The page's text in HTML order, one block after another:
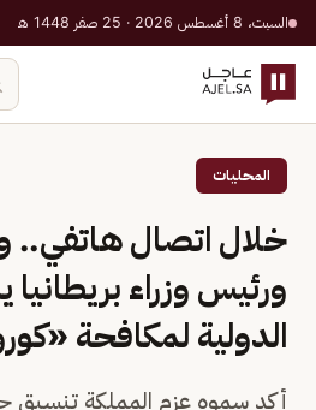
السبت، 8 أغسطس 2026 · 25 صفر 1448 هـ
المحليات
خلال اتصال هاتفي..
ورئيس وزراء بريطانيا
الدولية لمكافحة
أكد سموه عزم المملكة تنسيق